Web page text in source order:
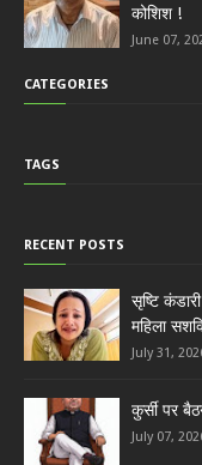
कोशिश !
June 07,
CATEGORIES
TAGS
RECENT POSTS
सृष्टि
महिला
July 31,
कुर्सी पर
July 07,